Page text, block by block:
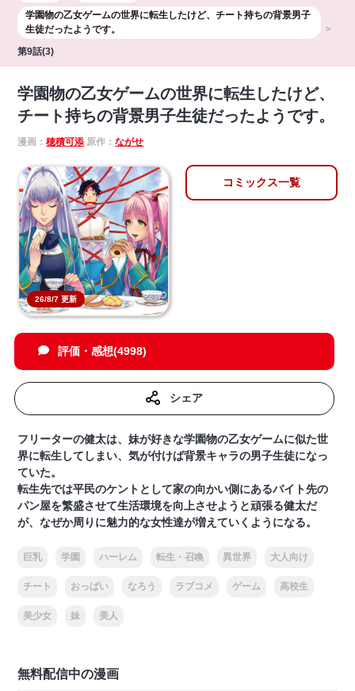
学園物の乙女ゲームの世界に転生したけど、チート持ちの背景男子
生徒だったようです。
第9話(3)
学園物の乙女ゲームの世界に転生したけど、
チート持ちの背景男子生徒だったようです。
漫画：穂積可添 原作：ながせ
26/8/7 更新
コミックス一覧
評価・感想(4998)
シェア
フリーターの健太は、妹が好きな学園物の乙女ゲームに似た世
界に転生してしまい、気が付けば背景キャラの男子生徒になっ
ていた。
転生先では平民のケントとして家の向かい側にあるバイト先の
パン屋を繁盛させて生活環境を向上させようと頑張る健太だ
が、なぜか周りに魅力的な女性達が増えていくようになる。
巨乳 学園 ハーレム 転生・召喚 異世界 大人向け
チート おっぱい なろう ラブコメ ゲーム 高校生
美少女 妹 美人
無料配信中の漫画